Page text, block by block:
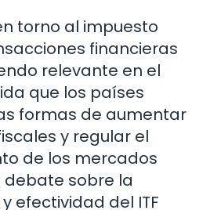
torno al impuesto
financieras
relevante en el
que los países
formas de aumentar
y regular el
de los mercados
debate sobre la
efectividad del ITF